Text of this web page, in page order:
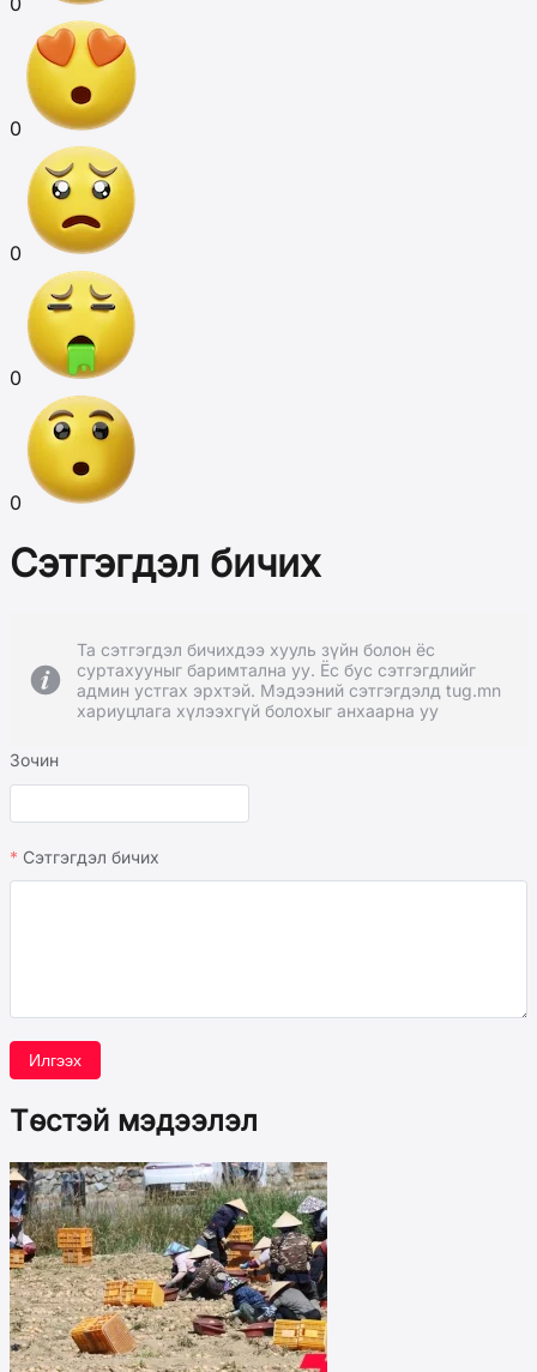
0
0
0
0
Сэтгэгдэл бичих
Та сэтгэгдэл бичихдээ хууль зүйн болон ёс
суртахууныг баримтална уу. Ёс бус сэтгэгдлийг
админ устгах эрхтэй. Мэдээний сэтгэгдэлд tug.mn
хариуцлага хүлээхгүй болохыг анхаарна уу
Зочин
Сэтгэгдэл бичих
Илгээх
Төстэй мэдээлэл